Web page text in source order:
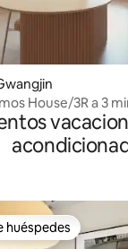
House/3R a 3
#Jamsil
preferido
huéspedes